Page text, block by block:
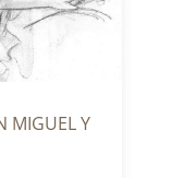
MIGUEL Y